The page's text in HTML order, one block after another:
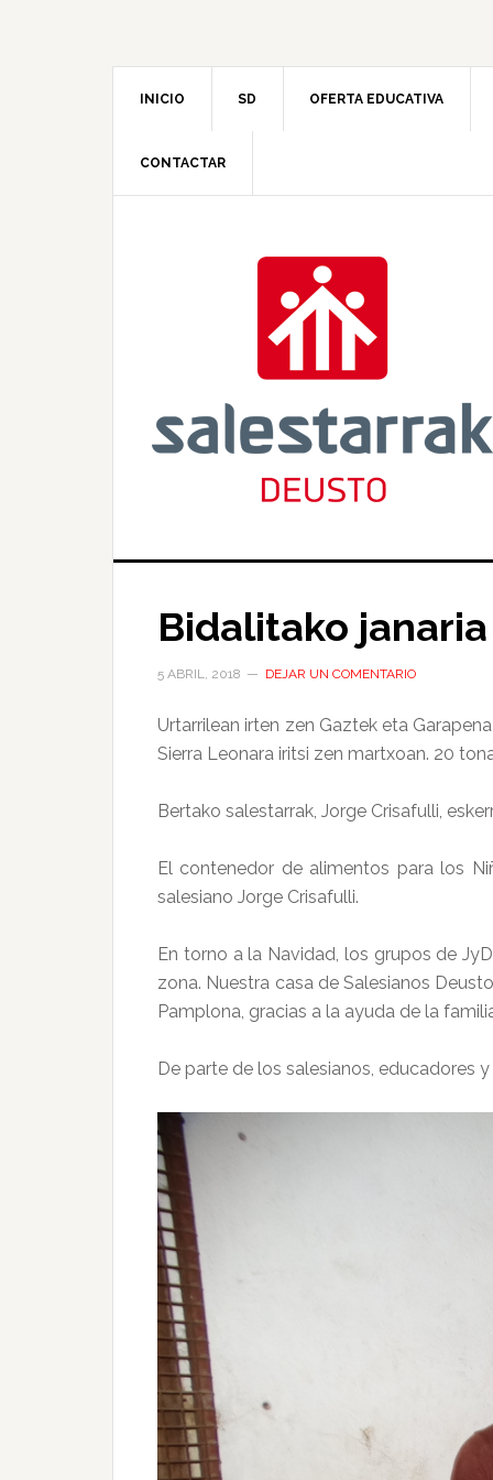
INICIO SD OFERTA EDUCATIVA
CONTACTAR
Bidalitako
5 ABRIL, 2018 DEJAR UN COMENTARIO
Urtarrilean irten zen Gaztek eta
Sierra Leonara iritsi zen martxoan. 20
Bertako salestarrak, Jorge Crisafulli,
El contenedor de alimentos para los
salesiano Jorge Crisafulli.
En torno a la Navidad, los grupos de
zona. Nuestra casa de Salesianos
Pamplona, gracias a la ayuda de la
De parte de los salesianos, educadores